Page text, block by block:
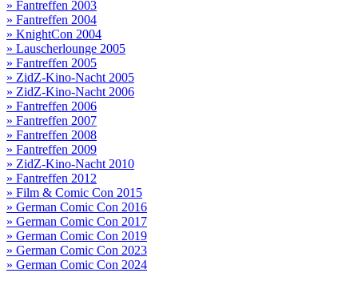
» Fantreffen 2003
» Fantreffen 2004
» KnightCon 2004
» Lauscherlounge 2005
» Fantreffen 2005
» ZidZ-Kino-Nacht 2005
» ZidZ-Kino-Nacht 2006
» Fantreffen 2006
» Fantreffen 2007
» Fantreffen 2008
» Fantreffen 2009
» ZidZ-Kino-Nacht 2010
» Fantreffen 2012
» Film & Comic Con 2015
» German Comic Con 2016
» German Comic Con 2017
» German Comic Con 2019
» German Comic Con 2023
» German Comic Con 2024